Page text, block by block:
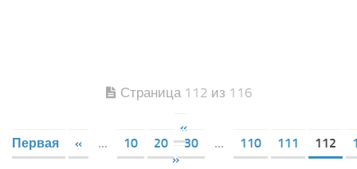
Страница 112 из 116
«
Первая
« ... 10 20 30 ... 110 111 112
»